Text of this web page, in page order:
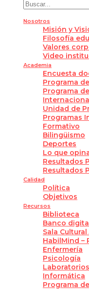
Nosotros
Misión y
Filosofía
Valores
Video
Academia
Encuesta
Programa
Programa
Unidad de
Programas
Formativo
Bilingüismo
Deportes
Lo que
Resultados
Resultados
Calidad
Política
Objetivos
Recursos
Biblioteca
Banco
Sala
HabilMind –
Enfermería
Psicología
Laboratorios
Informática
Programa